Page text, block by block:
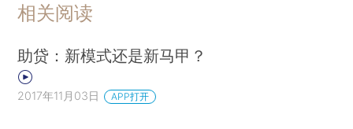
相关阅读
助贷：新模式还是新马甲？
2017年11月03日 APP打开